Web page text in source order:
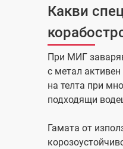
Какви
При МИГ
с метал
на телта при
подходящи
Гамата от